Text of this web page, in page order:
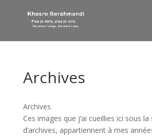
Archives
Archives
Ces images que j’ai cueillies ici sous la
d’archives, appartiennent à mes